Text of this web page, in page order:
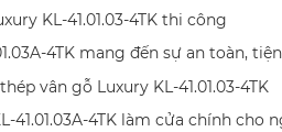
4TK mang đến sự an toàn,
4TK làm cửa chính cho